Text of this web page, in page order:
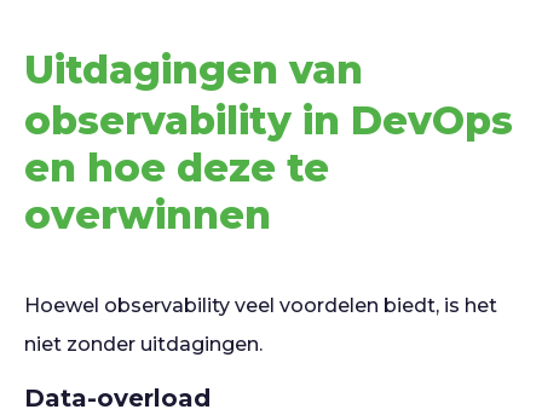
Uitdagingen van
observability in DevOps
en hoe deze te
overwinnen
Hoewel observability veel voordelen biedt, is het
niet zonder uitdagingen.
Data-overload